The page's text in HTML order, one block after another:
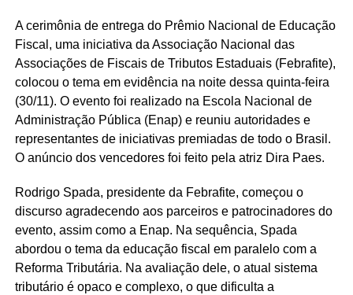
A cerimônia de entrega do Prêmio Nacional de Educação
Fiscal, uma iniciativa da Associação Nacional das
Associações de Fiscais de Tributos Estaduais (Febrafite),
colocou o tema em evidência na noite dessa quinta-feira
(30/11). O evento foi realizado na Escola Nacional de
Administração Pública (Enap) e reuniu autoridades e
representantes de iniciativas premiadas de todo o Brasil.
O anúncio dos vencedores foi feito pela atriz Dira Paes.
Rodrigo Spada, presidente da Febrafite, começou o
discurso agradecendo aos parceiros e patrocinadores do
evento, assim como a Enap. Na sequência, Spada
abordou o tema da educação fiscal em paralelo com a
Reforma Tributária. Na avaliação dele, o atual sistema
tributário é opaco e complexo, o que dificulta a